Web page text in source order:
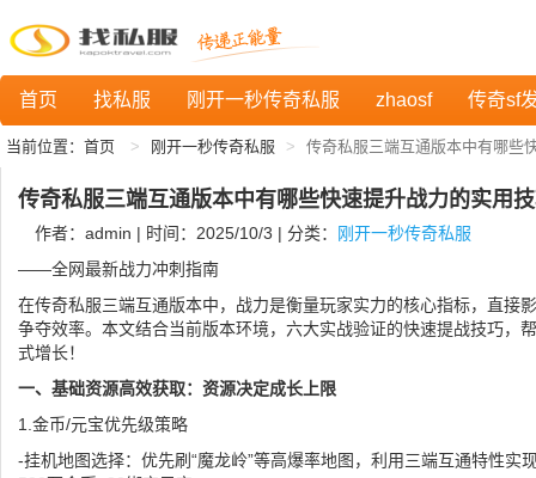
首页 找私服 刚开一秒传奇私服 zhaosf 传奇sf
当前位置： 首页 刚开一秒传奇私服 传奇私服三端互通版本中有哪些
传奇私服三端互通版本中有哪些快速提升战力的实用
作者：admin | 时间：2025/10/3 | 分类：
刚开一秒传奇私服
——全网最新战力冲刺指南
在传奇私服三端互通版本中，战力是衡量玩家实力的核心指标，直接
争夺效率。本文结合当前版本环境，六大实战验证的快速提战技巧，
式增长！
一、基础资源高效获取：资源决定成长上限
1.金币/元宝优先级策略
-挂机地图选择：优先刷“魔龙岭”等高爆率地图，利用三端互通特性实